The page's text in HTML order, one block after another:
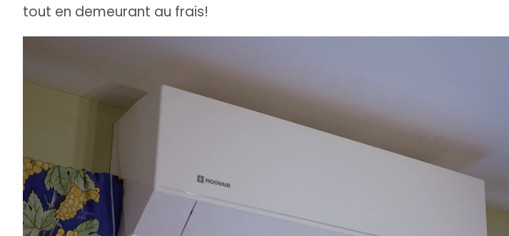
tout en demeurant au frais!